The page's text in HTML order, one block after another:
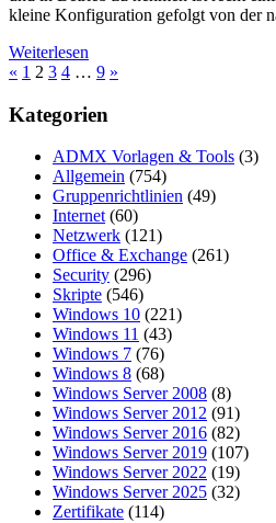
kleine Konfiguration gefolgt von der
Weiterlesen
Seitennummerierung
der
Beiträge
« Vorherige
1 2 3 4 … 9 Nächste
»
Kategorien
ADMX Vorlagen & Tools (3)
Allgemein (754)
Gruppenrichtlinien (49)
Internet (60)
Netzwerk (121)
Office & Exchange (261)
Security (296)
Skripte (546)
Windows 10 (221)
Windows 11 (43)
Windows 7 (76)
Windows 8 (68)
Windows Server 2008 (8)
Windows Server 2012 (91)
Windows Server 2016 (82)
Windows Server 2019 (107)
Windows Server 2022 (19)
Windows Server 2025 (32)
Zertifikate (114)